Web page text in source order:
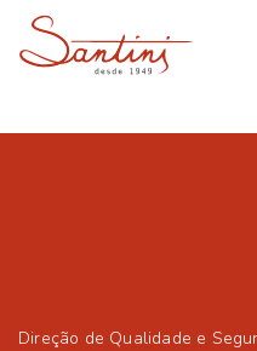
Direção de Qualidade e